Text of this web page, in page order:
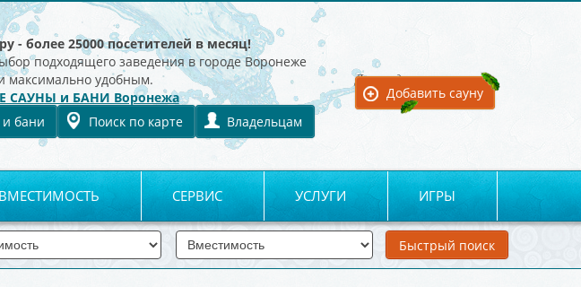
- более 25000 посетителей в месяц!
подходящего заведения в городе Воронеже
максимально удобным.
САУНЫ и БАНИ Воронежа
бани
Поиск по карте Владельцам
Для владельцев:
Добавить сауну
СЕРВИС УСЛУГИ ИГРЫ